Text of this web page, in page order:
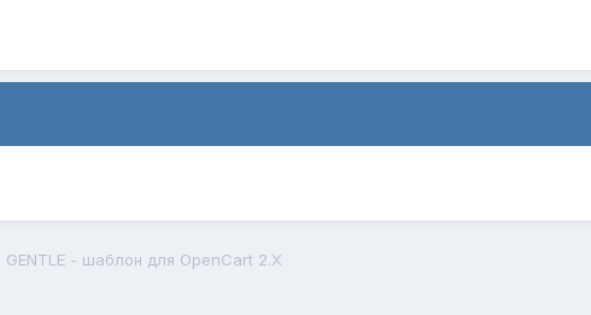
GENTLE - шаблон для OpenCart 2.X